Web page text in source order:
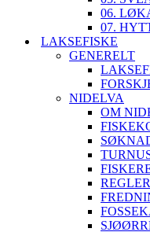
06.
07.
LAKSEFISKE
GENERELT
NIDELVA
OM